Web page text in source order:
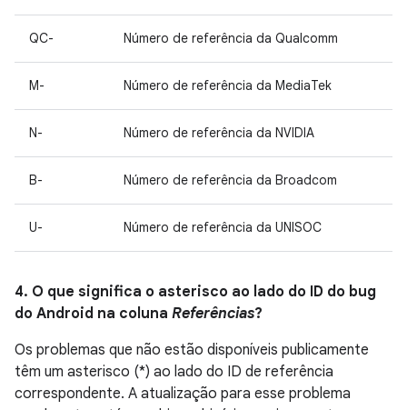
QC- Número de referência da Qualcomm
M- Número de referência da MediaTek
N- Número de referência da NVIDIA
B- Número de referência da Broadcom
U- Número de referência da UNISOC
4. O que significa o asterisco ao lado do ID do bug
do Android na coluna Referências?
Os problemas que não estão disponíveis publicamente
têm um asterisco (*) ao lado do ID de referência
correspondente. A atualização para esse problema